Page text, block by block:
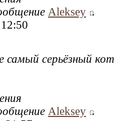
Aleksey
самый серьёзный
Aleksey